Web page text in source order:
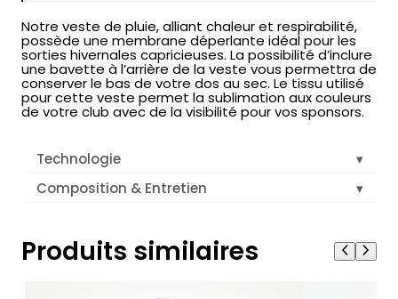
Notre veste de pluie, alliant chaleur et respirabilité,
possède une membrane déperlante idéal pour les
sorties hivernales capricieuses. La possibilité d’inclure
une bavette à l’arrière de la veste vous permettra de
conserver le bas de votre dos au sec. Le tissu utilisé
pour cette veste permet la sublimation aux couleurs
de votre club avec de la visibilité pour vos sponsors.
Technologie
Composition & Entretien
Produits similaires